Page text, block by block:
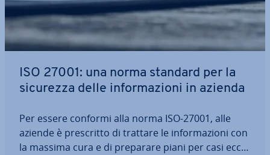
ISO 27001: una norma standard per la
sicurezza delle in­for­ma­zio­ni in azienda
Per essere conformi alla norma ISO-27001, alle
aziende è pre­scrit­to di trattare le in­for­ma­zio­ni con
la massima cura e di preparare piani per casi ec­ce­